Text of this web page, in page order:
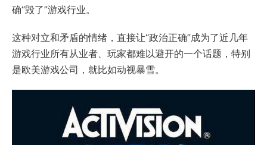
确“毁了”游戏行业。
这种对立和矛盾的情绪，直接让“政治正确”成为了近几年
游戏行业所有从业者、玩家都难以避开的一个话题，特别
是欧美游戏公司，就比如动视暴雪。